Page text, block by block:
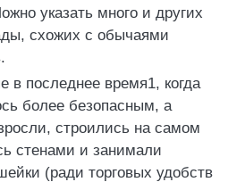
указать много и других
схожих с обычаями
в последнее время1, когда
более безопасным, а
строились на самом
стенами и занимали
(ради торговых удобств